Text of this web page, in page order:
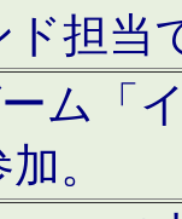
担当
ム「
。